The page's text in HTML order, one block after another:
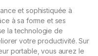
et sophistiquée à
à sa forme et ses
la technologie de
votre productivité. Sur
portable, vous aurez le